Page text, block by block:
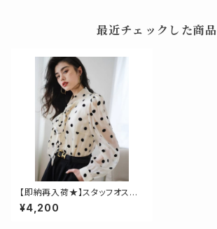
最近チェックした商品
【即納再入荷★】スタッフオスス
メ♡ドットタイ付きブラウス
¥4,200